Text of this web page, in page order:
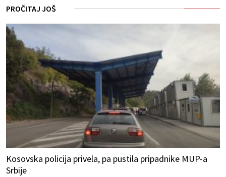
PROČITAJ JOŠ
Kosovska policija privela, pa pustila pripadnike MUP-a
Srbije